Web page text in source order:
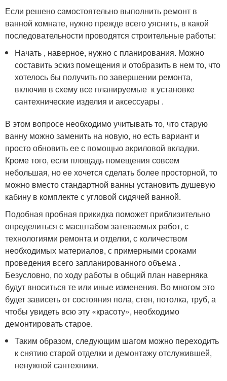
Если решено самостоятельно выполнить ремонт в
ванной комнате, нужно прежде всего уяснить, в какой
последовательности проводятся строительные работы:
Начать , наверное, нужно с планирования. Можно
составить эскиз помещения и отобразить в нем то, что
хотелось бы получить по завершении ремонта,
включив в схему все планируемые к установке
сантехнические изделия и аксессуары .
В этом вопросе необходимо учитывать то, что старую
ванну можно заменить на новую, но есть вариант и
просто обновить ее с помощью акриловой вкладки.
Кроме того, если площадь помещения совсем
небольшая, но ее хочется сделать более просторной, то
можно вместо стандартной ванны установить душевую
кабину в комплекте с угловой сидячей ванной.
Подобная пробная прикидка поможет приблизительно
определиться с масштабом затеваемых работ, с
технологиями ремонта и отделки, с количеством
необходимых материалов, с примерными сроками
проведения всего запланированного объема .
Безусловно, по ходу работы в общий план наверняка
будут вноситься те или иные изменения. Во многом это
будет зависеть от состояния пола, стен, потолка, труб, а
чтобы увидеть всю эту «красоту», необходимо
демонтировать старое.
Таким образом, следующим шагом можно переходить
к снятию старой отделки и демонтажу отслужившей,
ненужной сантехники.